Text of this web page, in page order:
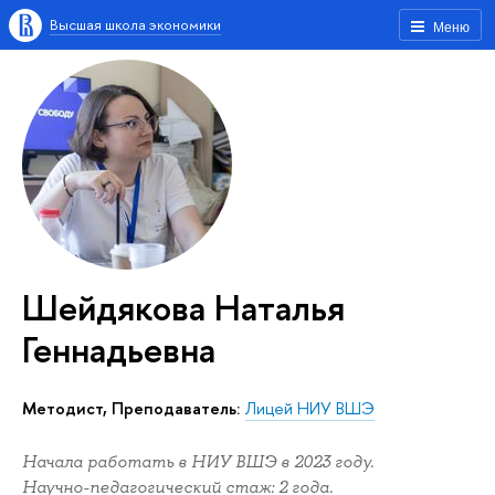
Меню
Высшая школа экономики
Шейдякова Наталья
Геннадьевна
Методист, Преподаватель: Лицей НИУ ВШЭ
Начала работать в НИУ ВШЭ в 2023 году.
Научно-педагогический стаж: 2 года.